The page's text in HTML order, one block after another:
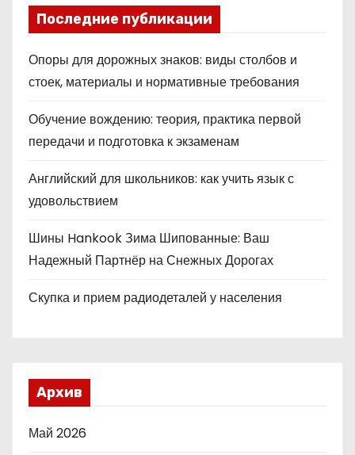
Последние публикации
Опоры для дорожных знаков: виды столбов и
стоек, материалы и нормативные требования
Обучение вождению: теория, практика первой
передачи и подготовка к экзаменам
Английский для школьников: как учить язык с
удовольствием
Шины Hankook Зима Шипованные: Ваш
Надежный Партнёр на Снежных Дорогах
Скупка и прием радиодеталей у населения
Архив
Май 2026